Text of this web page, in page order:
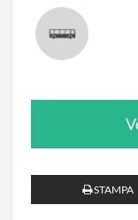
STAMPA